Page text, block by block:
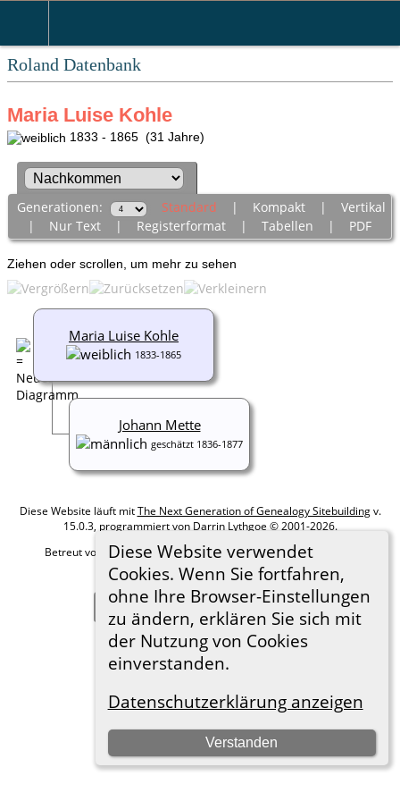
Roland Datenbank
Diese Website verwendet
Cookies. Wenn Sie fortfahren,
ohne Ihre Browser-Einstellungen
zu ändern, erklären Sie sich mit
der Nutzung von Cookies
einverstanden.
Datenschutzerklärung anzeigen
Verstanden
Maria Luise Kohle
1833 - 1865 (31 Jahre)
Generationen: Standard | Kompakt| Vertikal
| Nur Text| Registerformat| Tabellen | PDF
Ziehen oder scrollen, um mehr zu sehen
Maria Luise Kohle
1833-1865
Johann Mette
geschätzt 1836-1877
Diese Website läuft mitThe Next Generation of Genealogy Sitebuildingv.
15.0.3, programmiert von Darrin Lythgoe © 2001-2026.
Betreut von
Roland zu Dortmund e.V.. |Datenschutzerklärung
Hier geht es zum Impressum
Zur Desktop-Webseite wechseln